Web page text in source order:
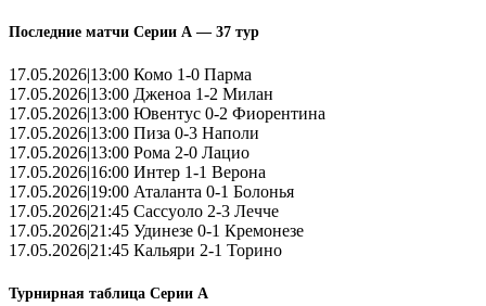
Последние матчи Серии А — 37 тур
17.05.2026|13:00 Комо 1-0 Парма
17.05.2026|13:00 Дженоа 1-2 Милан
17.05.2026|13:00 Ювентус 0-2 Фиорентина
17.05.2026|13:00 Пиза 0-3 Наполи
17.05.2026|13:00 Рома 2-0 Лацио
17.05.2026|16:00 Интер 1-1 Верона
17.05.2026|19:00 Аталанта 0-1 Болонья
17.05.2026|21:45 Сассуоло 2-3 Лечче
17.05.2026|21:45 Удинезе 0-1 Кремонезе
17.05.2026|21:45 Кальяри 2-1 Торино
Турнирная таблица Серии А